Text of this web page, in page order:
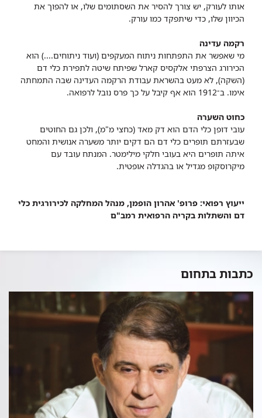
אותו לעורק, יש צורך להסיר את השסתומים שלו, או להפוך את
הכיוון שלו, כדי שיתפקד כמו עורק.
רקמה עדינה
מי שאפשר את התפתחות ניתוח המעקפים (ועוד ניתוחים....) הוא
הכירורג הצרפתי אלקסיס קארל שפיתח שיטה לתפירת כלי דם
(השקה), לא מעט בהשראת עבודת הרקמה העדינה שבה התמחתה
אימו. ב־1912 הוא אף קיבל על כך פרס נובל לרפואה.
כחוט השערה
עובי דופן כלי הדם הוא דק מאד (כחצי מ"מ), ולכן גם החוטים
שבעזרתם תופרים כלי דם הם דקים יותר משערה אנושית והמחט
איתה תופרים היא בעובי חלקי מילימטר. המנתח עובד עם
מיקרוסקופ מגדיל או בהגדלה אופטית.
ייעוץ רפואי: פרופ' אהרון הופמן, מנהל המחלקה לכירורגית כלי
דם והשתלות בקריה הרפואית רמב"ם
כתבות בתחום